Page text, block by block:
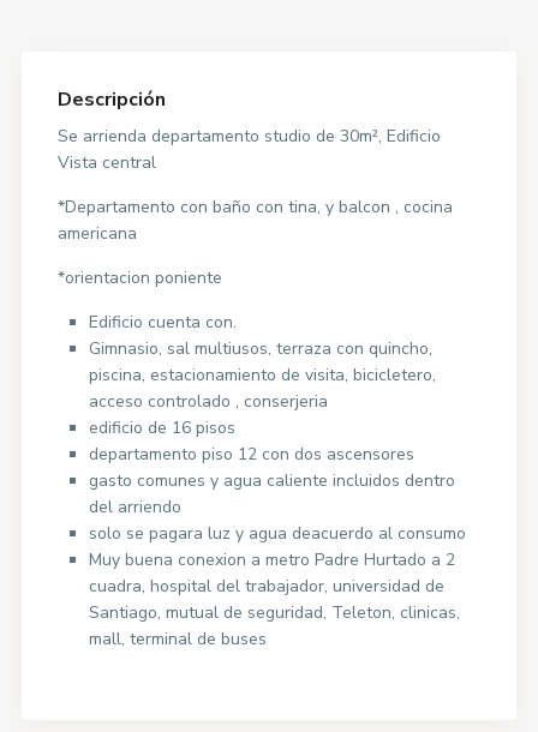
Descripción
Se arrienda departamento studio de 30m², Edificio
Vista central
*Departamento con baño con tina, y balcon , cocina
americana
*orientacion poniente
Edificio cuenta con.
Gimnasio, sal multiusos, terraza con quincho,
piscina, estacionamiento de visita, bicicletero,
acceso controlado , conserjeria
edificio de 16 pisos
departamento piso 12 con dos ascensores
gasto comunes y agua caliente incluidos dentro
del arriendo
solo se pagara luz y agua deacuerdo al consumo
Muy buena conexion a metro Padre Hurtado a 2
cuadra, hospital del trabajador, universidad de
Santiago, mutual de seguridad, Teleton, clinicas,
mall, terminal de buses